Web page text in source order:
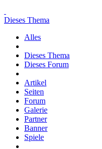
Dieses Thema
Alles
Dieses Thema
Dieses Forum
Artikel
Seiten
Forum
Galerie
Partner
Banner
Spiele